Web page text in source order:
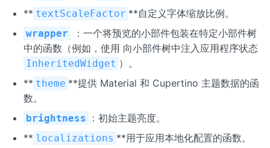
** textScaleFactor **自定义字体缩放比例。
wrapper
：一个将预览的小部件包装在特定小部件树
中的函数（例如，使用 向小部件树中注入应用程序状态
InheritedWidget ）。
** theme **提供 Material 和 Cupertino 主题数据的函
数。
brightness
：初始主题亮度。
** localizations **用于应用本地化配置的函数。